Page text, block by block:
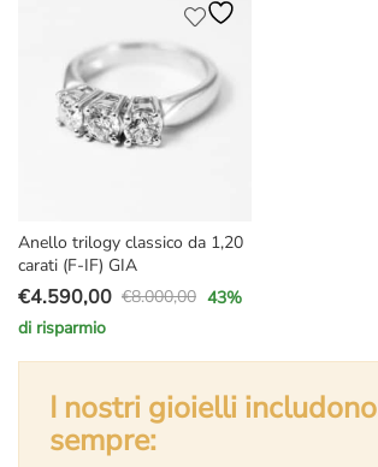
Anello trilogy classico da 1,20
carati (F-IF) GIA
€8.000,00
Il
prezzo
originale
€8.000,00.
€4.590,00
Il
prezzo
attuale
€4.590,00.
43%
di risparmio
I nostri gioielli includono
sempre: